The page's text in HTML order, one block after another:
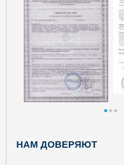
НАМ ДОВЕРЯЮТ